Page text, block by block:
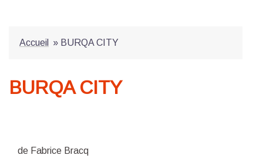
Accueil » BURQA CITY
BURQA CITY
de Fabrice Bracq